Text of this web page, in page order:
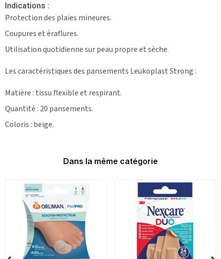
Indications :
Protection des plaies mineures.
Coupures et éraflures.
Utilisation quotidienne sur peau propre et sèche.
Les caractéristiques des pansements Leukoplast Strong :
Matière : tissu flexible et respirant.
Quantité : 20 pansements.
Coloris : beige.
Dans la même catégorie